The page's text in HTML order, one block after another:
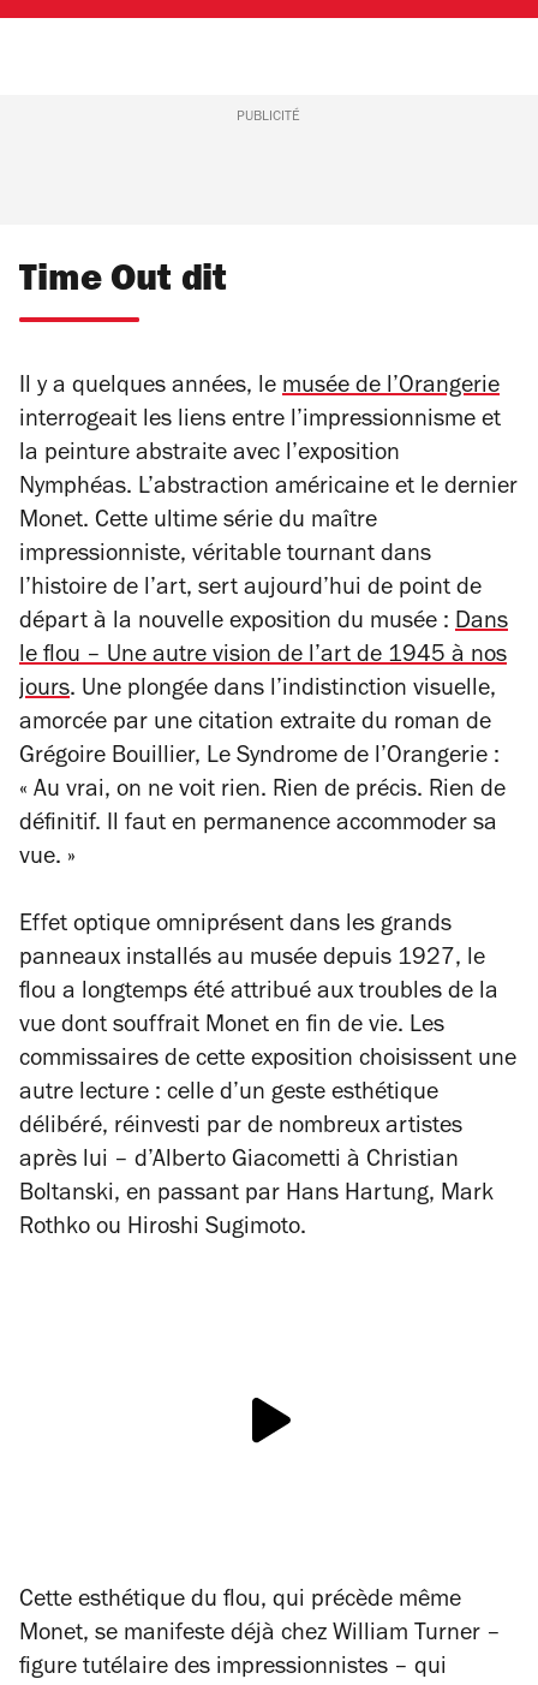
PUBLICITÉ
Time Out dit
Il y a quelques années, le musée de l’Orangerie
interrogeait les liens entre l’impressionnisme et
la peinture abstraite avec l’exposition
Nymphéas. L’abstraction américaine et le dernier
Monet. Cette ultime série du maître
impressionniste, véritable tournant dans
l’histoire de l’art, sert aujourd’hui de point de
départ à la nouvelle exposition du musée : Dans
le flou – Une autre vision de l’art de 1945 à nos
jours. Une plongée dans l’indistinction visuelle,
amorcée par une citation extraite du roman de
Grégoire Bouillier, Le Syndrome de l’Orangerie :
« Au vrai, on ne voit rien. Rien de précis. Rien de
définitif. Il faut en permanence accommoder sa
vue. »
Effet optique omniprésent dans les grands
panneaux installés au musée depuis 1927, le
flou a longtemps été attribué aux troubles de la
vue dont souffrait Monet en fin de vie. Les
commissaires de cette exposition choisissent une
autre lecture : celle d’un geste esthétique
délibéré, réinvesti par de nombreux artistes
après lui – d’Alberto Giacometti à Christian
Boltanski, en passant par Hans Hartung, Mark
Rothko ou Hiroshi Sugimoto.
Cette esthétique du flou, qui précède même
Monet, se manifeste déjà chez William Turner –
figure tutélaire des impressionnistes – qui